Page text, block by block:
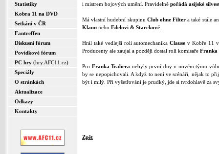
Statistiky
Kobra 11 na DVD
Setkání v ČR
Fantreffen
Diskusní fórum
Povídkové fórum
PC hry (hry.AFC11.cz)
Speciály
O stránkách
Aktualizace
Odkazy
Kontakty
i mistrem bojových umění. Pravidelně pořádá asijské
Má vlastní hudební skupinu Club ohne Filter a také stále
Klaun nebo Edelovi & Starckové
Hrál také vedlejší roli automechanikaClause v Kobře 11
Producenty ale zaujal a později dostal roli komisaře Franka
Pro Franka Trabera nebyly první dny v novém týmu
by se nepopichovali. A když to není ve scénáři, nějak to
být i milý. Při vyšetřování je prudký, jde si tvrdohlavě za
Zpět